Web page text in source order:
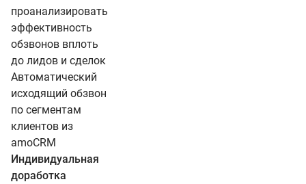
проанализировать
эффективность
обзвонов вплоть
до лидов и сделок
Автоматический
исходящий обзвон
по сегментам
клиентов из
amoCRM
Индивидуальная
доработка